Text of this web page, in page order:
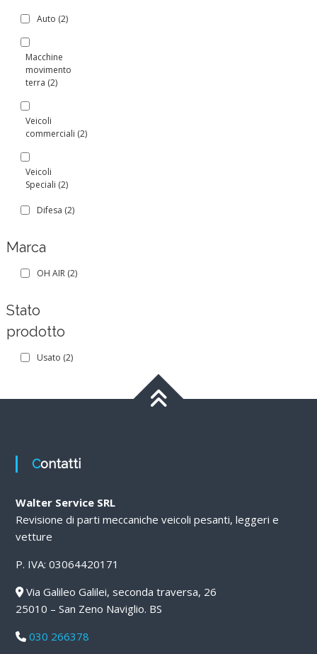
Auto (2)
Macchine
movimento
terra (2)
Veicoli
commerciali (2)
Veicoli
Speciali (2)
Difesa (2)
Marca
OH AIR (2)
Stato
prodotto
Usato (2)
Contatti
Walter Service SRL
Revisione di parti meccaniche veicoli pesanti, leggeri e
vetture
P. IVA: 03064420171
Via Galileo Galilei, seconda traversa, 26
25010 – San Zeno Naviglio. BS
030 266378